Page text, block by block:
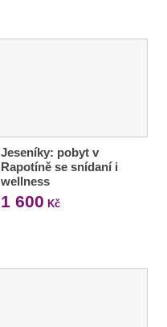
Jeseníky: pobyt v
Rapotíně se snídaní i
wellness
1 600 Kč